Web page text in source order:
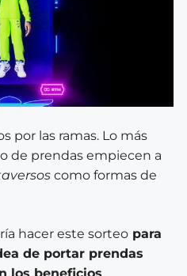
por las ramas. Lo más
de prendas empiecen a
como formas de
hacer este sorteo para
de portar prendas